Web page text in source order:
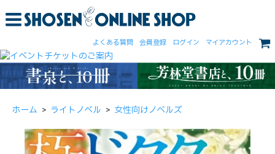
よくある質問 会員登録 ログイン マイアカウント
ホーム > ライトノベル > 女性向けノベルズ